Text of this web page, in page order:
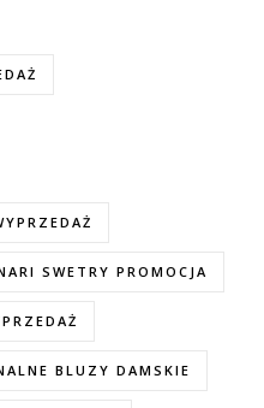
SWETRY PROMOCJA
BLUZY DAMSKIE